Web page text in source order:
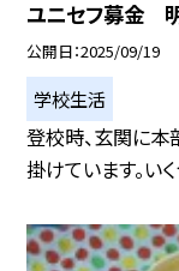
ユニセフ募金 明
公開日 2025/09/19
学校生活
登校時、玄関に
掛けています。い